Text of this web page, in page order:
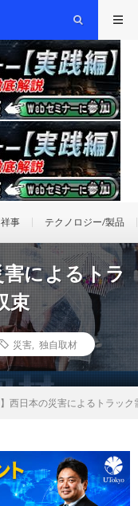
事 テクノロジー/製品
によるトラ
束
災害 独自取材
】西日本の災害によるトラッ